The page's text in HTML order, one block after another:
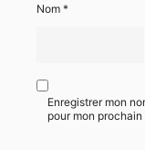
Nom *
Enregistrer mon
pour mon